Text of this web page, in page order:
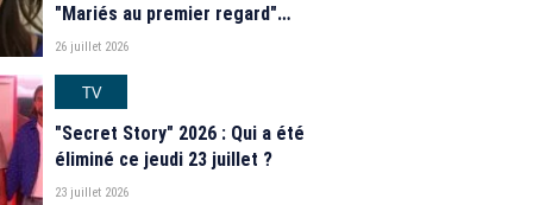
"Mariés au premier regard"
dénonce le harcèlement
diffusion de l'émission de M6
26 juillet 2026
TV
"Secret Story" 2026 : Qui a été
éliminé ce jeudi 23 juillet ?
23 juillet 2026